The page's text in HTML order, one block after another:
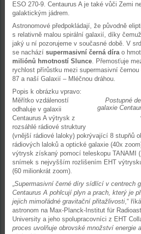
ESO 270-9. Centaurus A je také vůči Zemi
galaktickým jádrem.
Astronomové předpokládají, že původně
s relativně malou spirální galaxií, díky
jaký u ní pozorujeme v současné době. V
se nachází supermasivní černá dírao
miliónů hmotností Slunce. Přemosťuje
rychlost přírůstku mezi supermasivní
87 a naší Galaxií – Mléčnou dráhou.
Postupné
galaxie
Popis k obrázku vpravo:
Měřítko vzdáleností
odhaluje v galaxii
Centaurus A výtrysk z
rozsáhlé rádiové struktury
(vnější rádiové laloky) pokrývající 8 stupňů
rádiových laloků a optické galaxie (40x
výtrysk získaný pomocí teleskopu TANAMI
snímek s nejvyšším rozlišením EHT
(60 milionkrát zoom).
„Supermasivní černé díry sídlící v centrech
Centaurus A pohlcují plyn a prach, který je
jejich mimořádné gravitační přitažlivosti,“
astronom na Max-Planck-Institut für
University a jeho spolupracovníci z EHT
proces uvolňuje obrovské množství energie